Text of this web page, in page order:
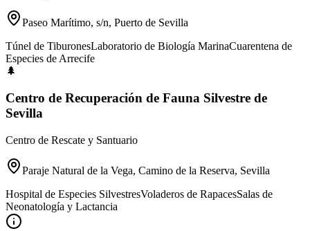
Paseo Marítimo, s/n, Puerto de Sevilla
Túnel de TiburonesLaboratorio de Biología MarinaCuarentena de
Especies de Arrecife
🌲
Centro de Recuperación de Fauna Silvestre de
Sevilla
Centro de Rescate y Santuario
Paraje Natural de la Vega, Camino de la Reserva, Sevilla
Hospital de Especies SilvestresVoladeros de RapacesSalas de
Neonatología y Lactancia